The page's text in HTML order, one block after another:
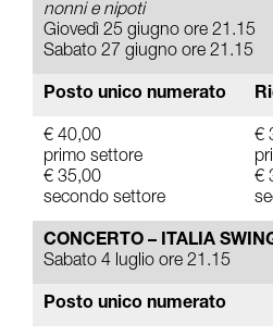
nonni e nipoti
Giovedì 25 giugno ore 21.15
Sabato 27 giugno ore 21.15
Posto unico numerato
€ 40,00
primo settore
€ 35,00
secondo settore
€
€
CONCERTO – ITALIA
Sabato 4 luglio ore 21.15
Posto unico numerato